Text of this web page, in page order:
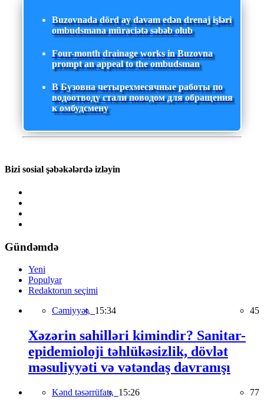
Buzovnada dörd ay davam edən drenaj işləri
ombudsmana müraciətə səbəb olub
Four-month drainage works in Buzovna
prompt an appeal to the ombudsman
В Бузовна четырехмесячные работы по
водоотводу стали поводом для обращения
к омбудсмену
Bizi sosial şəbəkələrdə izləyin
Gündəmdə
Yeni
Populyar
Redaktorun seçimi
Cəmiyyət, 15:34 45
Xəzərin sahilləri kimindir? Sanitar-
epidemioloji təhlükəsizlik, dövlət
məsuliyyəti və vətəndaş davranışı
Kənd təsərrüfatı, 15:26 77